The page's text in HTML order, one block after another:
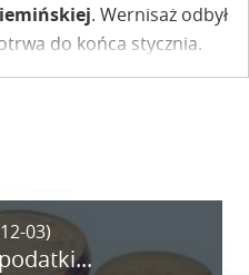
. Wernisaż odbył
do końca stycznia.
03)